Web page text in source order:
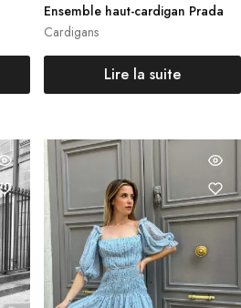
Cardigans
Ensemble haut-cardigan Prada
Lire la suite